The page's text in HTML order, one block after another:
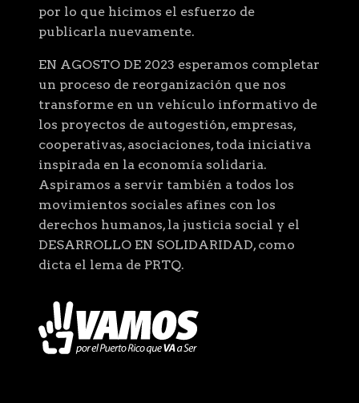
por lo que hicimos el esfuerzo de
publicarla nuevamente.
EN AGOSTO DE 2023 esperamos completar
un proceso de reorganización que nos
transforme en un vehículo informativo de
los proyectos de autogestión, empresas,
cooperativas, asociaciones, toda iniciativa
inspirada en la economía solidaria.
Aspiramos a servir también a todos los
movimientos sociales afines con los
derechos humanos, la justicia social y el
DESARROLLO EN SOLIDARIDAD, como
dicta el lema de PRTQ.